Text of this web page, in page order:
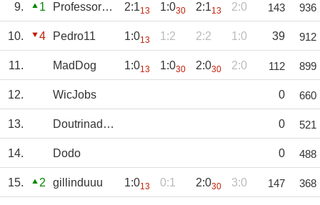
9. 1 Professor_CF 2:113 1:030 2:113 2:0 143 936
10. 4 Pedro11 1:013 1:2 2:2 1:0 39 912
11. MadDog 1:013 1:030 2:030 2:0 112 899
12. WicJobs 0 660
13. DoutrinadorBKB 0 521
14. Dodo 0 488
15. 2 gillinduuu 1:013 0:1 2:030 3:0 147 368